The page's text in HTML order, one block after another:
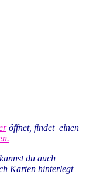
öffnet, findet einen
du auch
Karten hinterlegt